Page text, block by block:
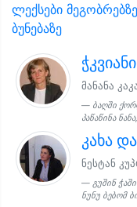
ლექსები
ბუნებაზე
მანანა
ბაღში
პაწაწინა
კახა
ნესტან
გუშინ
ნუნუ ბებომ